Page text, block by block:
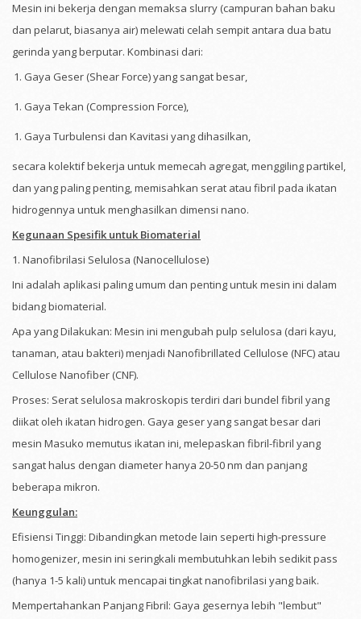
Mesin ini bekerja dengan memaksa slurry (campuran bahan baku
dan pelarut, biasanya air) melewati celah sempit antara dua batu
gerinda yang berputar. Kombinasi dari:
Gaya Geser (Shear Force) yang sangat besar,
Gaya Tekan (Compression Force),
Gaya Turbulensi dan Kavitasi yang dihasilkan,
secara kolektif bekerja untuk memecah agregat, menggiling partikel,
dan yang paling penting, memisahkan serat atau fibril pada ikatan
hidrogennya untuk menghasilkan dimensi nano.
Kegunaan Spesifik untuk Biomaterial
1. Nanofibrilasi Selulosa (Nanocellulose)
Ini adalah aplikasi paling umum dan penting untuk mesin ini dalam
bidang biomaterial.
Apa yang Dilakukan: Mesin ini mengubah pulp selulosa (dari kayu,
tanaman, atau bakteri) menjadi Nanofibrillated Cellulose (NFC) atau
Cellulose Nanofiber (CNF).
Proses: Serat selulosa makroskopis terdiri dari bundel fibril yang
diikat oleh ikatan hidrogen. Gaya geser yang sangat besar dari
mesin Masuko memutus ikatan ini, melepaskan fibril-fibril yang
sangat halus dengan diameter hanya 20-50 nm dan panjang
beberapa mikron.
Keunggulan:
Efisiensi Tinggi: Dibandingkan metode lain seperti high-pressure
homogenizer, mesin ini seringkali membutuhkan lebih sedikit pass
(hanya 1-5 kali) untuk mencapai tingkat nanofibrilasi yang baik.
Mempertahankan Panjang Fibril: Gaya gesernya lebih "lembut"